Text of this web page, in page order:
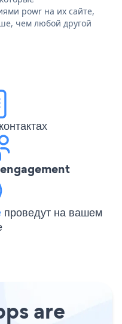
powr на их сайте,
чем любой другой
проведут на вашем
are